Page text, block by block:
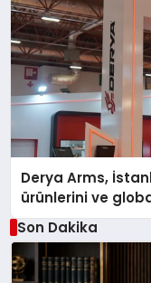
Derya Arms,
ürünlerini ve
Son Dakika